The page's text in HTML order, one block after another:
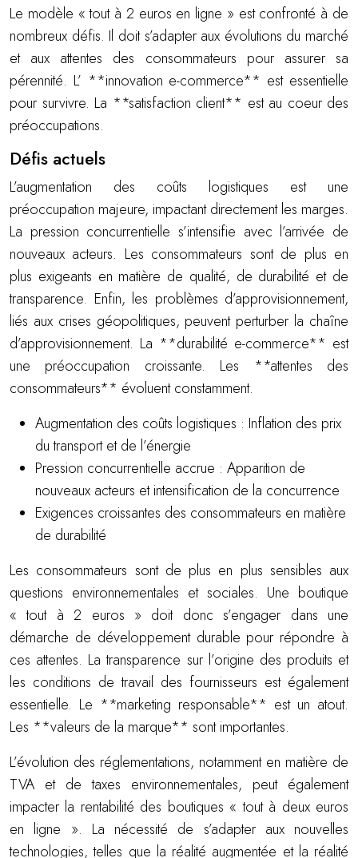
Le modèle « tout à 2 euros en ligne » est confronté à de
nombreux défis. Il doit s’adapter aux évolutions du marché
et aux attentes des consommateurs pour assurer sa
pérennité. L’ **innovation e-commerce** est essentielle
pour survivre. La **satisfaction client** est au coeur des
préoccupations.
Défis actuels
L’augmentation des coûts logistiques est une
préoccupation majeure, impactant directement les marges.
La pression concurrentielle s’intensifie avec l’arrivée de
nouveaux acteurs. Les consommateurs sont de plus en
plus exigeants en matière de qualité, de durabilité et de
transparence. Enfin, les problèmes d’approvisionnement,
liés aux crises géopolitiques, peuvent perturber la chaîne
d’approvisionnement. La **durabilité e-commerce** est
une préoccupation croissante. Les **attentes des
consommateurs** évoluent constamment.
Augmentation des coûts logistiques : Inflation des prix
du transport et de l’énergie
Pression concurrentielle accrue : Apparition de
nouveaux acteurs et intensification de la concurrence
Exigences croissantes des consommateurs en matière
de durabilité
Les consommateurs sont de plus en plus sensibles aux
questions environnementales et sociales. Une boutique
« tout à 2 euros » doit donc s’engager dans une
démarche de développement durable pour répondre à
ces attentes. La transparence sur l’origine des produits et
les conditions de travail des fournisseurs est également
essentielle. Le **marketing responsable** est un atout.
Les **valeurs de la marque** sont importantes.
L’évolution des réglementations, notamment en matière de
TVA et de taxes environnementales, peut également
impacter la rentabilité des boutiques « tout à deux euros
en ligne ». La nécessité de s’adapter aux nouvelles
technologies, telles que la réalité augmentée et la réalité